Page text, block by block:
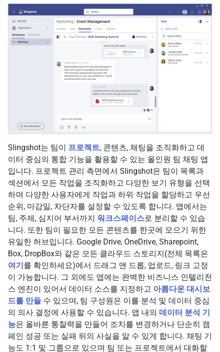
Slingshot는 팀이 프로젝트, 콘텐츠, 채팅을 조직화하고 데
이터 중심의 통합 기능을 활용할 수 있는 올인원 팀 채팅 앱
입니다. 프로젝트 관리 측면에서 Slingshot은 팀이 목록과
섹션에서 모든 작업을 조직화하고 다양한 보기 유형을 선택
하며 다양한 사용자에게 작업과 하위 작업을 할당하고 우선
순위, 마감일, 차단자를 설정할 수 있도록 합니다. 앱에서는
팀, 주제, 심지어 부서까지 워크스페이스로 분리할 수 있습
니다. 또한 팀이 필요한 모든 콘텐츠를 한곳에 모으기 위한
유일한 허브입니다. Google Drive, OneDrive, Sharepoint,
Box, DropBox와 같은 모든 클라우드 스토리지(전체 목록은
여기를 확인하세요)에서 드래그 앤 드롭, 업로드, 링크 고정
이 가능합니다. 그 외에도 앱에는 완벽한 비즈니스 인텔리전
스 엔진이 있어서 데이터 소스를 지정하고 아름다운 대시보
드를 만들 수 있으며, 팀 구성원은 이를 분석 및 데이터 중심
의 의사 결정에 사용할 수 있습니다. 앱 내의 데이터 분석 기
능은 올바른 통찰력을 만들어 조치를 변경하거나 단순히 캠
페인 성공 또는 실패 뒤의 사실을 알 수 있게 합니다. 채팅 기
능도 1:1 및 그룹으로 있으며 팀 또는 프로젝트에서 대화할